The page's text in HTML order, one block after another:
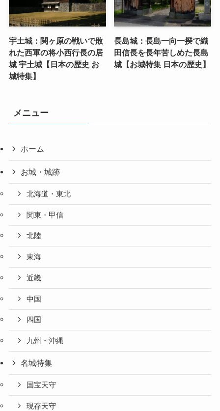
宇土城：関ヶ原の戦いで敗
れた西軍の将小西行長の居
城 宇土城【日本の歴史 お
城特集】
長島城：長島一向一揆で織
田信長を長年苦しめた長島
城【お城特集 日本の歴史】
メニュー
ホーム
お城・城跡
北海道・東北
関東・甲信
北陸
東海
近畿
中国
四国
九州・沖縄
名城特集
国宝天守
現存天守